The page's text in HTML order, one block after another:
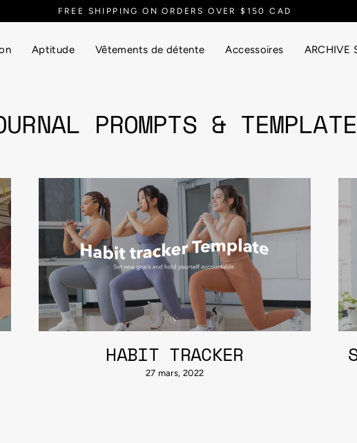
FREE SHIPPING ON ORDERS OVER $150 CAD
Aptitude Vêtements de détente Accessoires ARCHIVE
PROMPTS &
HABIT TRACKER
27 mars, 2022